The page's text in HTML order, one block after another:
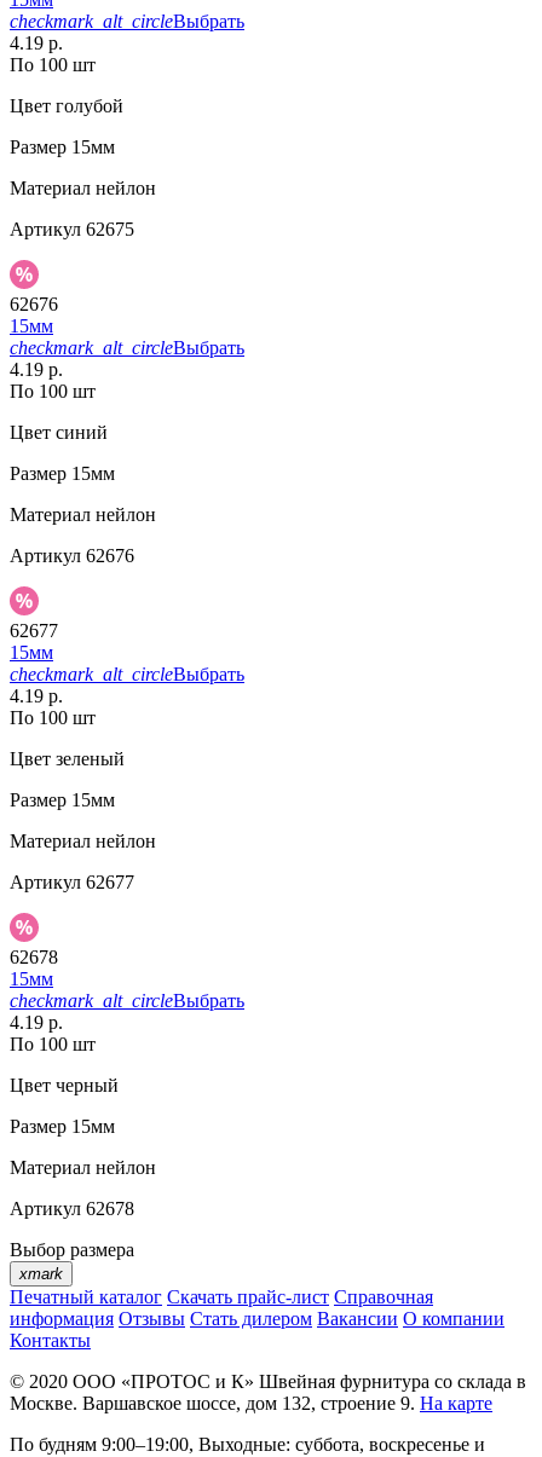
checkmark_alt_circleВыбрать
4.19 р.
По 100 шт
Цвет голубой
Размер 15мм
Материал нейлон
Артикул 62675
62676
15мм
checkmark_alt_circleВыбрать
4.19 р.
По 100 шт
Цвет синий
Размер 15мм
Материал нейлон
Артикул 62676
62677
15мм
checkmark_alt_circleВыбрать
4.19 р.
По 100 шт
Цвет зеленый
Размер 15мм
Материал нейлон
Артикул 62677
62678
15мм
checkmark_alt_circleВыбрать
4.19 р.
По 100 шт
Цвет черный
Размер 15мм
Материал нейлон
Артикул 62678
Выбор размера
xmark
Печатный каталог Скачать прайс-лист Справочная
информация Отзывы Стать дилером Вакансии О компании
Контакты
© 2020 ООО «ПРОТОС и К» Швейная фурнитура со склада в
Москве. Варшавское шоссе, дом 132, строение 9. На карте
По будням 9:00–19:00, Выходные: суббота, воскресенье и